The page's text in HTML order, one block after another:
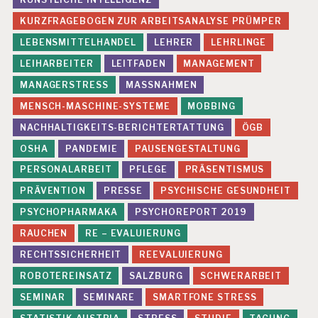
G
E
S
U
N
D
E
A
R
B
EI
T
G
E
S
U
N
D
H
EI
T
S
S
KURZFRAGEBOGEN ZUR ARBEITSANALYSE PRÜMPER
LEBENSMITTELHANDEL
LEHRER
LEHRLINGE
LEIHARBEITER
LEITFADEN
MANAGEMENT
MANAGERSTRESS
MASSNAHMEN
MENSCH-MASCHINE-SYSTEME
MOBBING
NACHHALTIGKEITS-BERICHTERTATTUNG
ÖGB
OSHA
PANDEMIE
PAUSENGESTALTUNG
PERSONALARBEIT
PFLEGE
PRÄSENTISMUS
PRÄVENTION
PRESSE
PSYCHISCHE GESUNDHEIT
PSYCHOPHARMAKA
PSYCHOREPORT 2019
RAUCHEN
RE – EVALUIERUNG
RECHTSSICHERHEIT
REEVALUIERUNG
ROBOTEREINSATZ
SALZBURG
SCHWERARBEIT
SEMINAR
SEMINARE
SMARTFONE STRESS